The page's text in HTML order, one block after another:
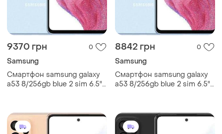
9370 грн 0
Samsung
Смартфон samsung galaxy
a53 8/256gb blue 2 sim 6.5"
8842 грн 0
Samsung
Смартфон samsung galaxy
a53 8/256gb blue 2 sim 6.5"